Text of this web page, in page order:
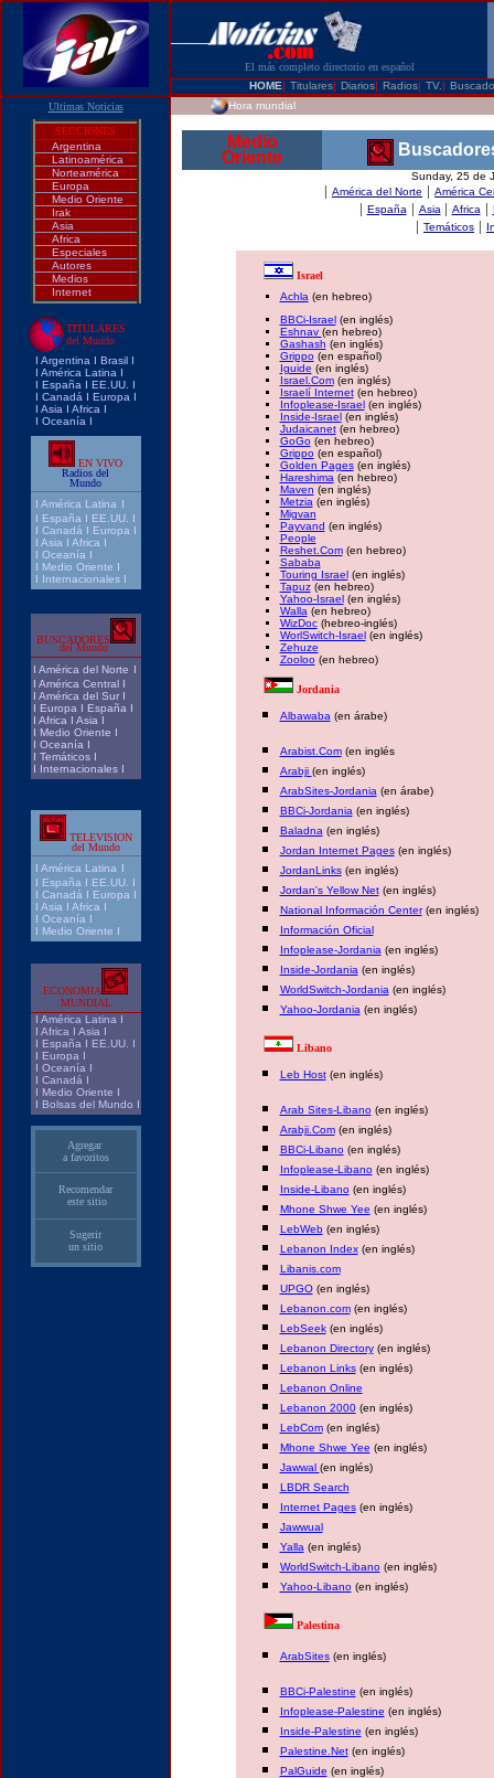
El más completo directorio en español
HOME| Titulares| Diarios| Radios| TV.|
Ultimas Noticias
SECCIONES
Argentina
Latinoamérica
Norteamérica
Europa
Medio Oriente
Irak
Asia
Africa
Especiales
Autores
Medios
Internet
TITULARES
del Mundo
I Argentina I Brasil I
I América Latina I
I España I EE.UU.
I
I Canadá I Europa I
I Asia I Africa I
I Oceanía I
EN VIVO
Radios del
Mundo
I América Latina I
I España I EE.UU.
I
I Canadá I Europa I
I Asia I Africa I
I Oceanía I
I Medio Oriente I
I InternacionalesI
BUSCADORES
del Mundo
I América del Norte I
I América CentralI
I América del SurI
I Europa I España I
I Africa I Asia I
I Medio Oriente I
I Oceanía I
I TemáticosI
I InternacionalesI
TELEVISION
del Mundo
I América Latina I
I España I EE.UU.
I
I Canadá I Europa I
I Asia I Africa I
I Oceanía I
I Medio Oriente I
ECONOMIA
MUNDIAL
I América Latina I
I Africa I Asia I
I España I EE.UU.
I
I Europa I
I Oceanía I
I Canadá I
I Medio Oriente I
I Bolsas del Mundo I
Agregar
a favoritos
Recomendar
este sitio
Sugerir
un sitio
Hora mundial
Medio
Oriente
Sunday, 25 de
| América del Norte | América
| España | Asia | Africa |
| Temáticos |
Israel
Achla (en hebreo)
BBCi-Israel(en inglés)
Eshnav (en hebreo)
Gashash (en inglés)
Grippo(en español)
Iguide (en inglés)
Israel.Com(en inglés)
Israelí Internet(en hebreo)
Infoplease-Israel(en inglés)
Inside-Israel(en inglés)
Judaicanet(en hebreo)
GoGo(en hebreo)
Grippo(en español)
Golden Pages(en inglés)
Hareshima (en hebreo)
Maven (en inglés)
Metzia (en inglés)
Migvan
Payvand (en inglés)
People
Reshet.Com(en hebreo)
Sababa
Touring Israel(en inglés)
Tapuz(en hebreo)
Yahoo-Israel(en inglés)
Walla (en hebreo)
WizDoc(hebreo-inglés)
WorlSwitch-Israel(en inglés)
Zehuze
Zooloo(en hebreo)
Jordania
Albawaba (en árabe)
Arabist.Com(en inglés
Arabji (en inglés)
ArabSites-Jordania (en árabe)
BBCi-Jordania (en inglés)
Baladna (en inglés)
Jordan Internet Pages(en inglés)
JordanLinks(en inglés)
Jordan's Yellow Net(en inglés)
National Información Center(en inglés)
Información Oficial
Infoplease-Jordania (en inglés)
Inside-Jordania (en inglés)
WorldSwitch-Jordania (en inglés)
Yahoo-Jordania (en inglés)
Libano
Leb Host(en inglés)
Arab Sites-Libano(en inglés)
Arabji.Com(en inglés)
BBCi-Libano(en inglés)
Infoplease-Libano(en inglés)
Inside-Libano(en inglés)
Mhone Shwe Yee (en inglés)
LebWeb(en inglés)
Lebanon Index(en inglés)
Libanis.com
UPGO(en inglés)
Lebanon.com(en inglés)
LebSeek(en inglés)
Lebanon Directory(en inglés)
Lebanon Links(en inglés)
Lebanon Online
Lebanon 2000(en inglés)
LebCom(en inglés)
Mhone Shwe Yee (en inglés)
Jawwal (en inglés)
LBDR Search
Internet Pages(en inglés)
Jawwual
Yalla (en inglés)
WorldSwitch-Libano(en inglés)
Yahoo-Libano(en inglés)
Palestina
ArabSites(en inglés)
BBCi-Palestine (en inglés)
Infoplease-Palestine (en inglés)
Inside-Palestine (en inglés)
Palestine.Net(en inglés)
PalGuide (en inglés)